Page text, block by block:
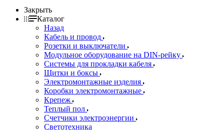
Закрыть
Каталог
Назад
Кабель и провод
Розетки и выключатели
Модульное оборудование на DIN-рейку
Системы для прокладки кабеля
Щитки и боксы
Электромонтажные изделия
Коробки электромонтажные
Крепеж
Теплый пол
Счетчики электроэнергии
Светотехника